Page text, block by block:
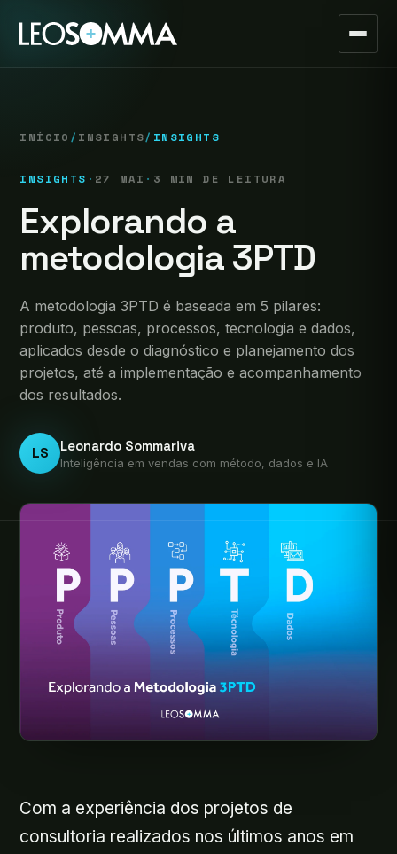
INÍCIO / INSIGHTS/ INSIGHTS
INSIGHTS · 27 MAI · 3 MIN DE LEITURA
Explorando a
metodologia 3PTD
A metodologia 3PTD é baseada em 5 pilares:
produto, pessoas, processos, tecnologia e dados,
aplicados desde o diagnóstico e planejamento dos
projetos, até a implementação e acompanhamento
dos resultados.
LS Leonardo Sommariva
Inteligência em vendas com método, dados e IA
Com a experiência dos projetos de
consultoria realizados nos últimos anos em